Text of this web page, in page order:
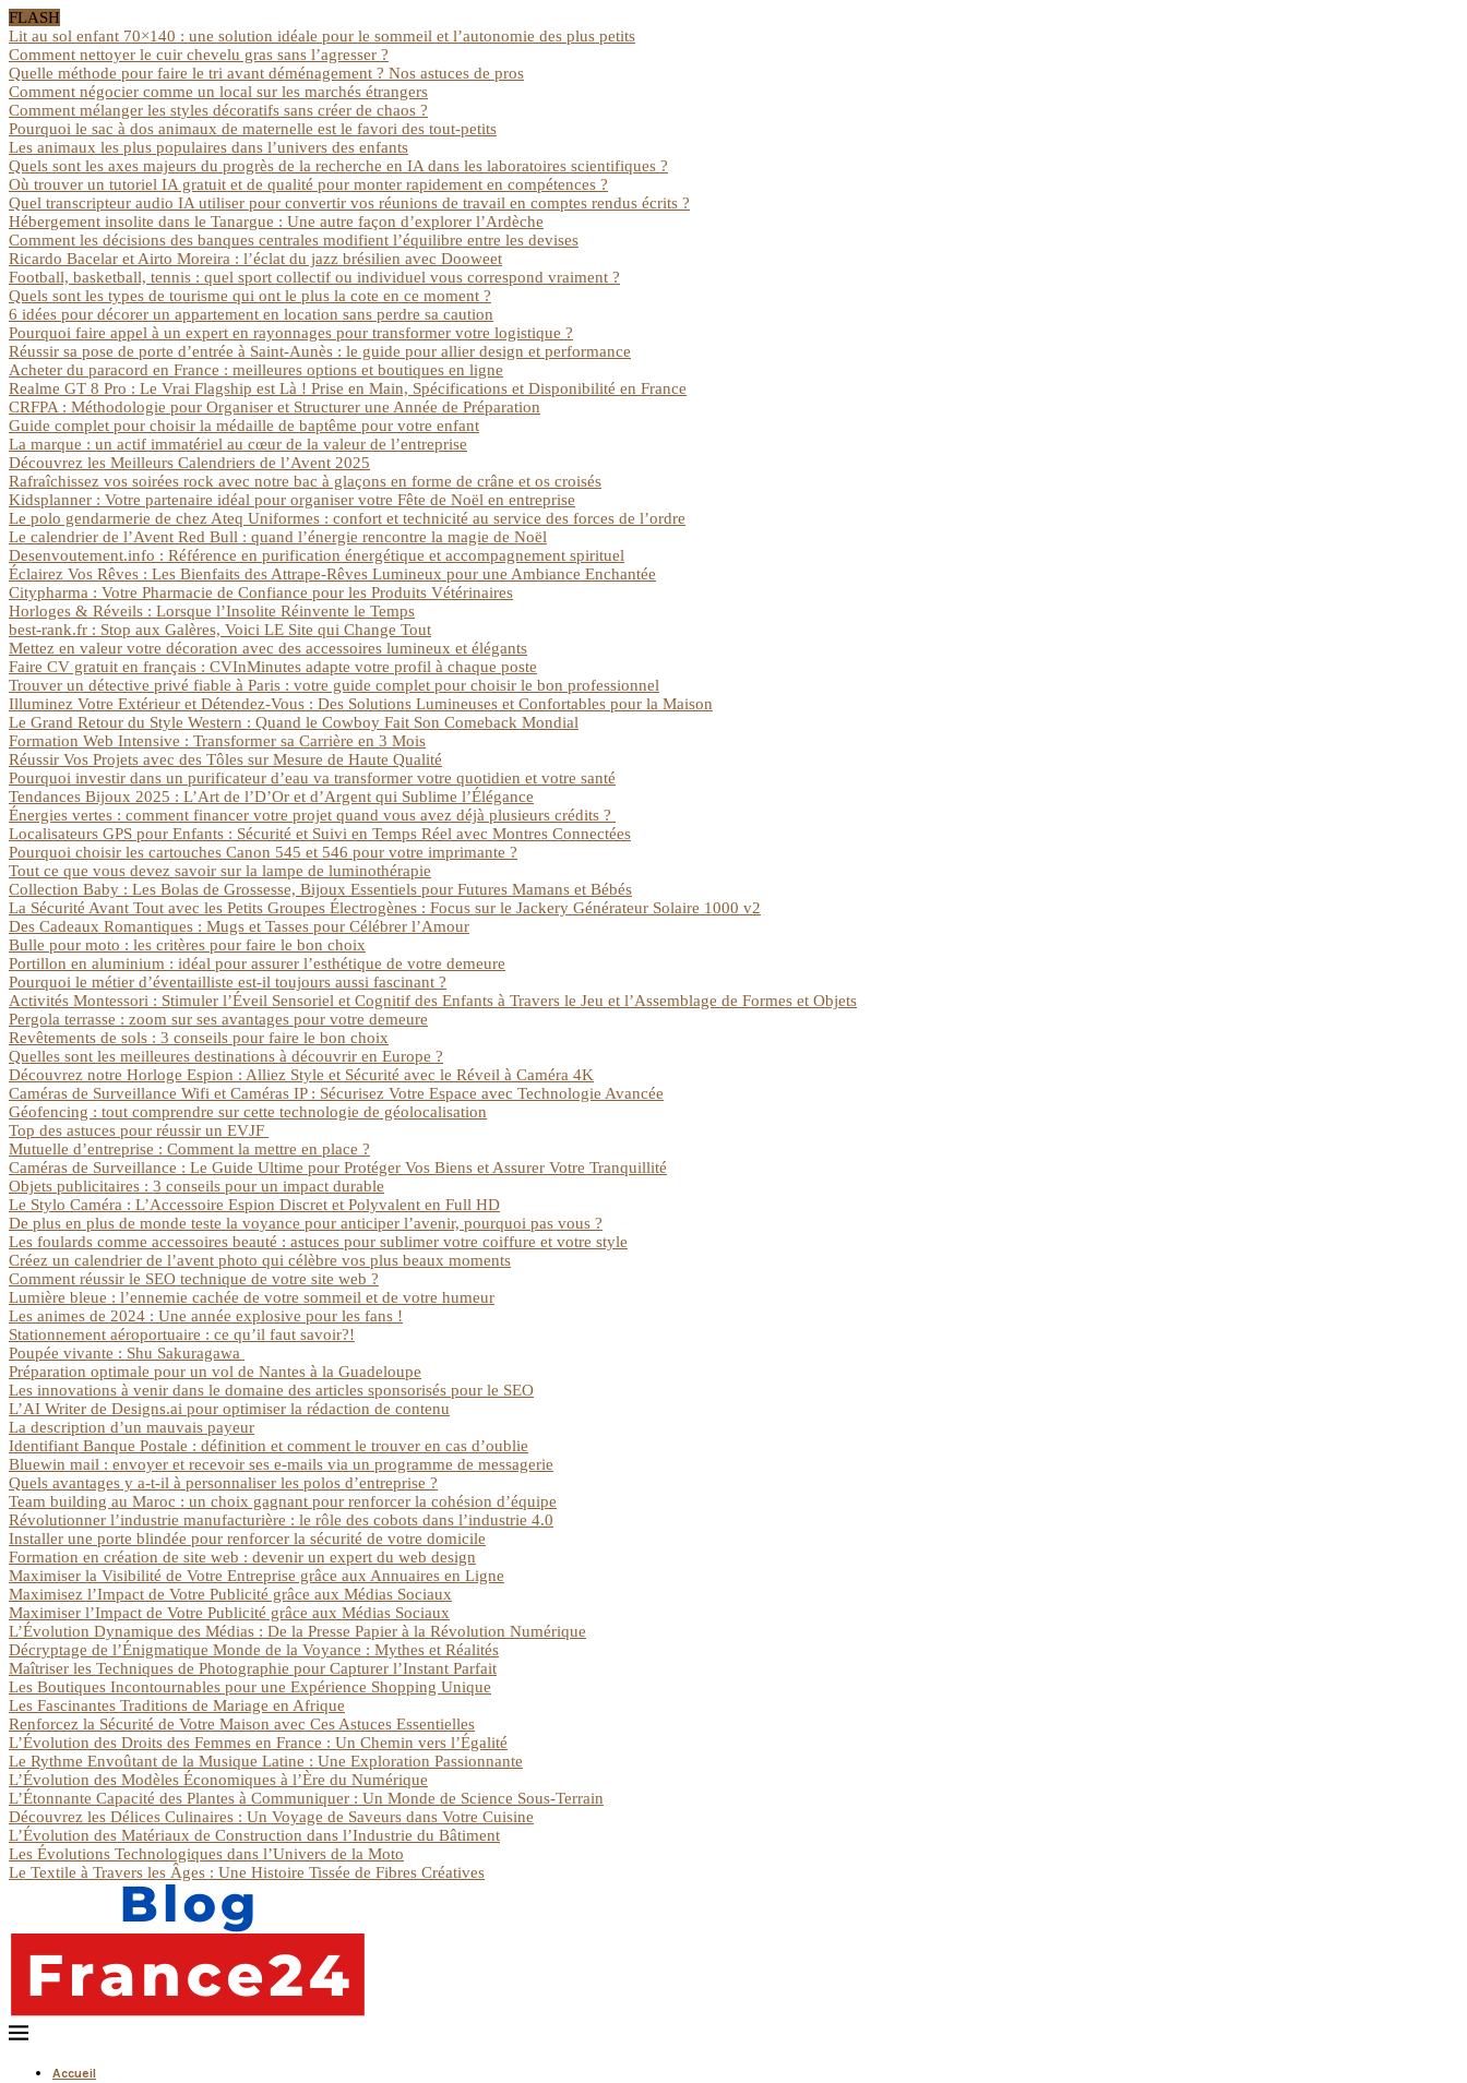
FLASH
Lit au sol enfant 70×140 : une solution idéale pour le sommeil et l’autonomie des plus petits
Comment nettoyer le cuir chevelu gras sans l’agresser ?
Quelle méthode pour faire le tri avant déménagement ? Nos astuces de pros
Comment négocier comme un local sur les marchés étrangers
Comment mélanger les styles décoratifs sans créer de chaos ?
Pourquoi le sac à dos animaux de maternelle est le favori des tout-petits
Les animaux les plus populaires dans l’univers des enfants
Quels sont les axes majeurs du progrès de la recherche en IA dans les laboratoires scientifiques ?
Où trouver un tutoriel IA gratuit et de qualité pour monter rapidement en compétences ?
Quel transcripteur audio IA utiliser pour convertir vos réunions de travail en comptes rendus écrits ?
Hébergement insolite dans le Tanargue : Une autre façon d’explorer l’Ardèche
Comment les décisions des banques centrales modifient l’équilibre entre les devises
Ricardo Bacelar et Airto Moreira : l’éclat du jazz brésilien avec Dooweet
Football, basketball, tennis : quel sport collectif ou individuel vous correspond vraiment ?
Quels sont les types de tourisme qui ont le plus la cote en ce moment ?
6 idées pour décorer un appartement en location sans perdre sa caution
Pourquoi faire appel à un expert en rayonnages pour transformer votre logistique ?
Réussir sa pose de porte d’entrée à Saint-Aunès : le guide pour allier design et performance
Acheter du paracord en France : meilleures options et boutiques en ligne
Realme GT 8 Pro : Le Vrai Flagship est Là ! Prise en Main, Spécifications et Disponibilité en France
CRFPA : Méthodologie pour Organiser et Structurer une Année de Préparation
Guide complet pour choisir la médaille de baptême pour votre enfant
La marque : un actif immatériel au cœur de la valeur de l’entreprise
Découvrez les Meilleurs Calendriers de l’Avent 2025
Rafraîchissez vos soirées rock avec notre bac à glaçons en forme de crâne et os croisés
Kidsplanner : Votre partenaire idéal pour organiser votre Fête de Noël en entreprise
Le polo gendarmerie de chez Ateq Uniformes : confort et technicité au service des forces de l’ordre
Le calendrier de l’Avent Red Bull : quand l’énergie rencontre la magie de Noël
Desenvoutement.info : Référence en purification énergétique et accompagnement spirituel
Éclairez Vos Rêves : Les Bienfaits des Attrape-Rêves Lumineux pour une Ambiance Enchantée
Citypharma : Votre Pharmacie de Confiance pour les Produits Vétérinaires
Horloges & Réveils : Lorsque l’Insolite Réinvente le Temps
best-rank.fr : Stop aux Galères, Voici LE Site qui Change Tout
Mettez en valeur votre décoration avec des accessoires lumineux et élégants
Faire CV gratuit en français : CVInMinutes adapte votre profil à chaque poste
Trouver un détective privé fiable à Paris : votre guide complet pour choisir le bon professionnel
Illuminez Votre Extérieur et Détendez-Vous : Des Solutions Lumineuses et Confortables pour la Maison
Le Grand Retour du Style Western : Quand le Cowboy Fait Son Comeback Mondial
Formation Web Intensive : Transformer sa Carrière en 3 Mois
Réussir Vos Projets avec des Tôles sur Mesure de Haute Qualité
Pourquoi investir dans un purificateur d’eau va transformer votre quotidien et votre santé
Tendances Bijoux 2025 : L’Art de l’D’Or et d’Argent qui Sublime l’Élégance
Énergies vertes : comment financer votre projet quand vous avez déjà plusieurs crédits ?
Localisateurs GPS pour Enfants : Sécurité et Suivi en Temps Réel avec Montres Connectées
Pourquoi choisir les cartouches Canon 545 et 546 pour votre imprimante ?
Tout ce que vous devez savoir sur la lampe de luminothérapie
Collection Baby : Les Bolas de Grossesse, Bijoux Essentiels pour Futures Mamans et Bébés
La Sécurité Avant Tout avec les Petits Groupes Électrogènes : Focus sur le Jackery Générateur Solaire 1000 v2
Des Cadeaux Romantiques : Mugs et Tasses pour Célébrer l’Amour
Bulle pour moto : les critères pour faire le bon choix
Portillon en aluminium : idéal pour assurer l’esthétique de votre demeure
Pourquoi le métier d’éventailliste est-il toujours aussi fascinant ?
Activités Montessori : Stimuler l’Éveil Sensoriel et Cognitif des Enfants à Travers le Jeu et l’Assemblage de Formes et Objets
Pergola terrasse : zoom sur ses avantages pour votre demeure
Revêtements de sols : 3 conseils pour faire le bon choix
Quelles sont les meilleures destinations à découvrir en Europe ?
Découvrez notre Horloge Espion : Alliez Style et Sécurité avec le Réveil à Caméra 4K
Caméras de Surveillance Wifi et Caméras IP : Sécurisez Votre Espace avec Technologie Avancée
Géofencing : tout comprendre sur cette technologie de géolocalisation
Top des astuces pour réussir un EVJF
Mutuelle d’entreprise : Comment la mettre en place ?
Caméras de Surveillance : Le Guide Ultime pour Protéger Vos Biens et Assurer Votre Tranquillité
Objets publicitaires : 3 conseils pour un impact durable
Le Stylo Caméra : L’Accessoire Espion Discret et Polyvalent en Full HD
De plus en plus de monde teste la voyance pour anticiper l’avenir, pourquoi pas vous ?
Les foulards comme accessoires beauté : astuces pour sublimer votre coiffure et votre style
Créez un calendrier de l’avent photo qui célèbre vos plus beaux moments
Comment réussir le SEO technique de votre site web ?
Lumière bleue : l’ennemie cachée de votre sommeil et de votre humeur
Les animes de 2024 : Une année explosive pour les fans !
Stationnement aéroportuaire : ce qu’il faut savoir?!
Poupée vivante : Shu Sakuragawa
Préparation optimale pour un vol de Nantes à la Guadeloupe
Les innovations à venir dans le domaine des articles sponsorisés pour le SEO
L’AI Writer de Designs.ai pour optimiser la rédaction de contenu
La description d’un mauvais payeur
Identifiant Banque Postale : définition et comment le trouver en cas d’oublie
Bluewin mail : envoyer et recevoir ses e-mails via un programme de messagerie
Quels avantages y a-t-il à personnaliser les polos d’entreprise ?
Team building au Maroc : un choix gagnant pour renforcer la cohésion d’équipe
Révolutionner l’industrie manufacturière : le rôle des cobots dans l’industrie 4.0
Installer une porte blindée pour renforcer la sécurité de votre domicile
Formation en création de site web : devenir un expert du web design
Maximiser la Visibilité de Votre Entreprise grâce aux Annuaires en Ligne
Maximisez l’Impact de Votre Publicité grâce aux Médias Sociaux
Maximiser l’Impact de Votre Publicité grâce aux Médias Sociaux
L’Évolution Dynamique des Médias : De la Presse Papier à la Révolution Numérique
Décryptage de l’Énigmatique Monde de la Voyance : Mythes et Réalités
Maîtriser les Techniques de Photographie pour Capturer l’Instant Parfait
Les Boutiques Incontournables pour une Expérience Shopping Unique
Les Fascinantes Traditions de Mariage en Afrique
Renforcez la Sécurité de Votre Maison avec Ces Astuces Essentielles
L’Évolution des Droits des Femmes en France : Un Chemin vers l’Égalité
Le Rythme Envoûtant de la Musique Latine : Une Exploration Passionnante
L’Évolution des Modèles Économiques à l’Ère du Numérique
L’Étonnante Capacité des Plantes à Communiquer : Un Monde de Science Sous-Terrain
Découvrez les Délices Culinaires : Un Voyage de Saveurs dans Votre Cuisine
L’Évolution des Matériaux de Construction dans l’Industrie du Bâtiment
Les Évolutions Technologiques dans l’Univers de la Moto
Le Textile à Travers les Âges : Une Histoire Tissée de Fibres Créatives
Accueil